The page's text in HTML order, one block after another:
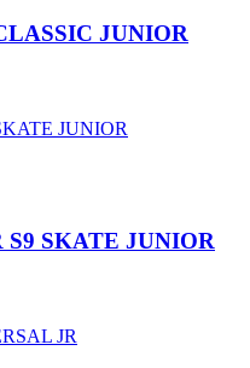
JUNIOR
SKATE JUNIOR